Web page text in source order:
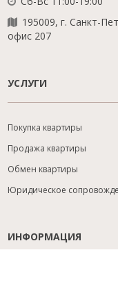
195009, г. Санкт-
офис 207
УСЛУГИ
Покупка квартиры
Продажа квартиры
Обмен квартиры
Юридическое
ИНФОРМАЦИЯ